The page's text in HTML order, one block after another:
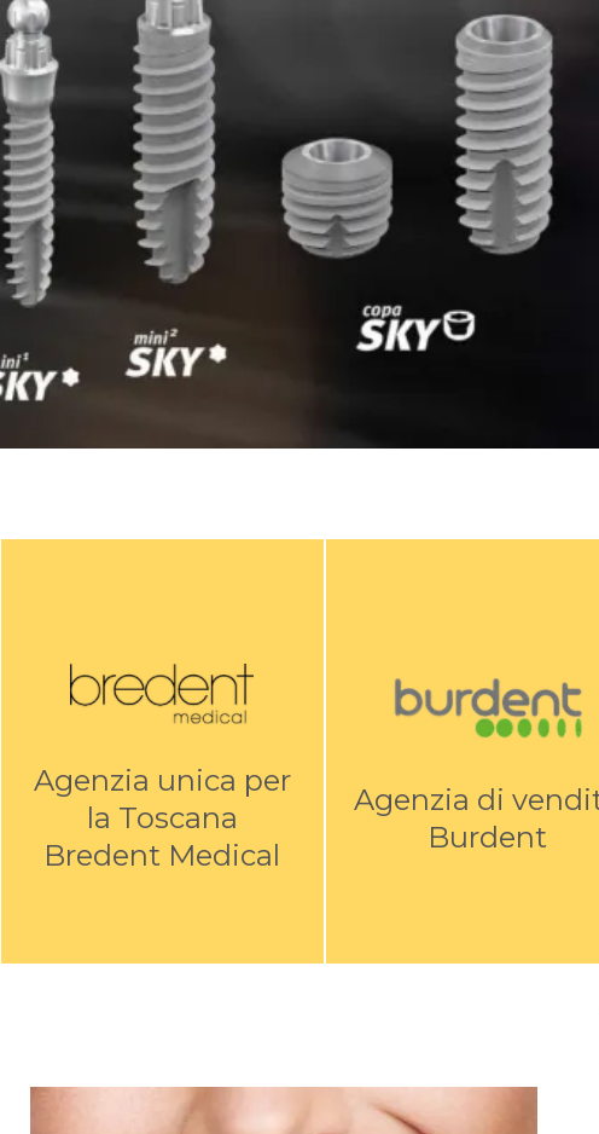
Agenzia unica per
la Toscana
Bredent Medical
Agenzia di
Burdent